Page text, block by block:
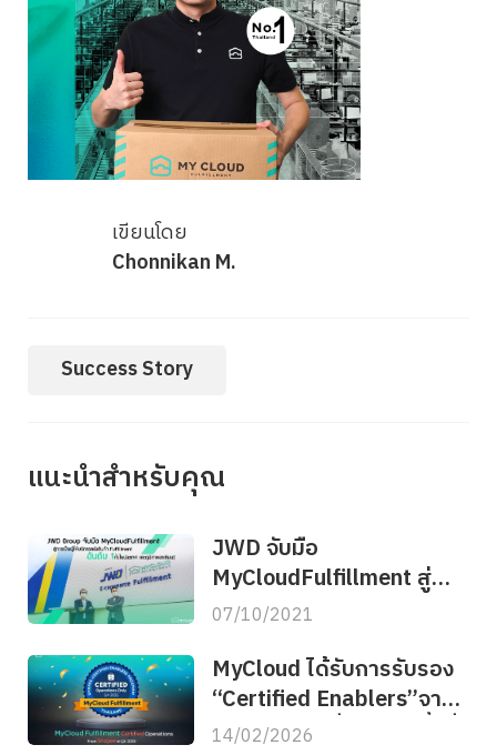
เขียนโดย
Chonnikan M.
Success Story
แนะนำสำหรับคุณ
JWD จับมือ
MyCloudFulfillment สู่
อันดับ 1 คลังสินค้าออนไลน์
07/10/2021
MyCloud ได้รับการรับรอง
“Certified Enablers”จาก
Shopee ต่อเนื่องเป็น ครั้งที่
14/02/2026